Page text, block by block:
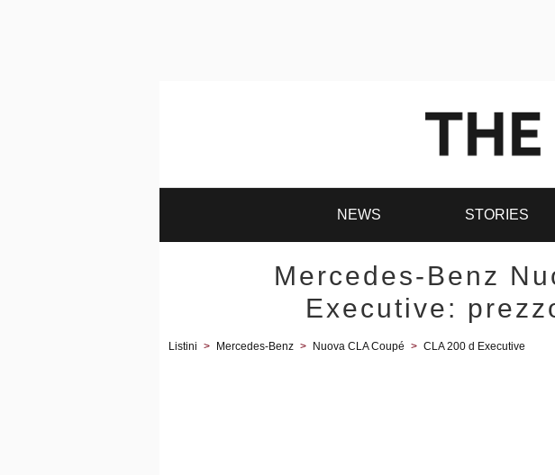
NEWS STORIES
Mercedes-Benz
Executive:
Listini > Mercedes-Benz > Nuova CLA Coupé > CLA 200 d Executive